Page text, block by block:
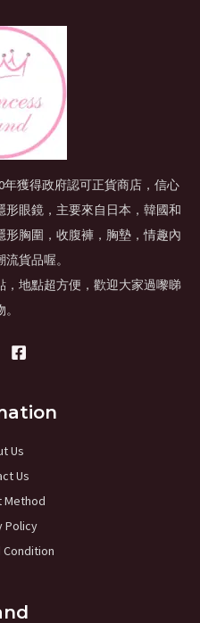
年獲得政府認可正貨商店，信心
眼鏡，主要來自日本，韓國和
胸圍，收腹褲，胸墊，情趣內
貨品喔。
地點超方便，歡迎大家過嚟睇
Us
Us
Method
Policy
Condition